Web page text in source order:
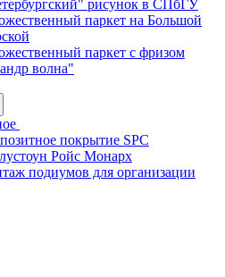
рисунок в СПбГУ
паркет на Большой
паркет с фризом
волна"
покрытие SPC
Ройс Монарх
подиумов для организации